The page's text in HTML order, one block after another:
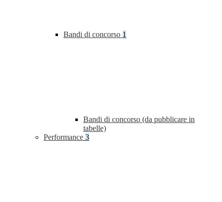
Bandi di concorso 1
Bandi di concorso (da pubblicare in
tabelle)
Performance 3